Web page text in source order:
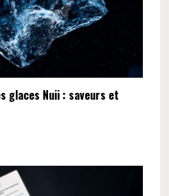
glaces Nuii : saveurs et